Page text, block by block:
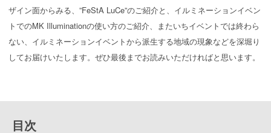
ザイン面からみる、”FeStA LuCe”のご紹介と、イルミネーションイベン
トでのMK Illuminationの使い方のご紹介、またいちイベントでは終わら
ない、イルミネーションイベントから派生する地域の現象などを深堀り
してお届けいたします。ぜひ最後までお読みいただければと思います。
目次